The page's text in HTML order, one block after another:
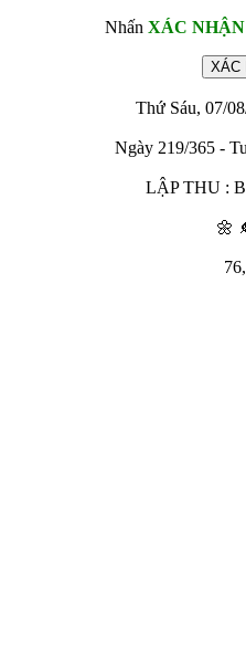
Nhấn XÁC NHẬN
Thứ Sáu, 07/
Ngày 219/365 -
LẬP THU :
🌼